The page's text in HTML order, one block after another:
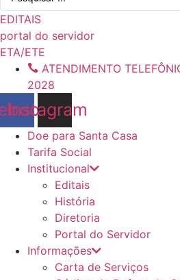
o
conteúdo
EDITAIS
portal do servidor
ETA/ETE
ATENDIMENTO
2028
Instagram
Doe para Santa Casa
Tarifa Social
Institucional
Editais
História
Diretoria
Portal do Servidor
Informações
Carta de Serviços